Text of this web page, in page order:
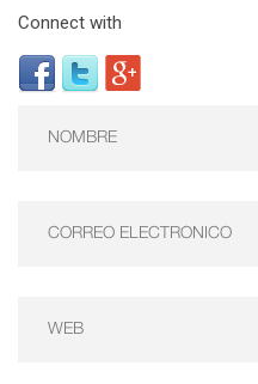
Connect with